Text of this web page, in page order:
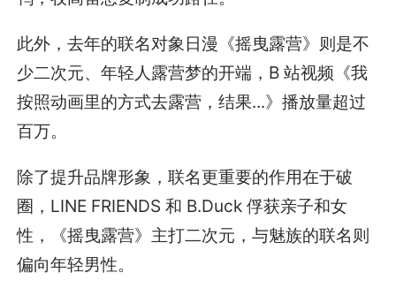
此外，去年的联名对象日漫《摇曳露营》则是不
少二次元、年轻人露营梦的开端，B 站视频《我
按照动画里的方式去露营，结果...》播放量超过
百万。
除了提升品牌形象，联名更重要的作用在于破
圈，LINE FRIENDS 和 B.Duck 俘获亲子和女
性，《摇曳露营》主打二次元，与魅族的联名则
偏向年轻男性。